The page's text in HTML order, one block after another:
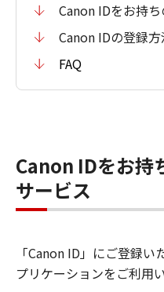
Canon IDをお持
Canon IDの登録方
FAQ
Canon IDをお持
サービス
「Canon ID」にご登録
プリケーションをご利用